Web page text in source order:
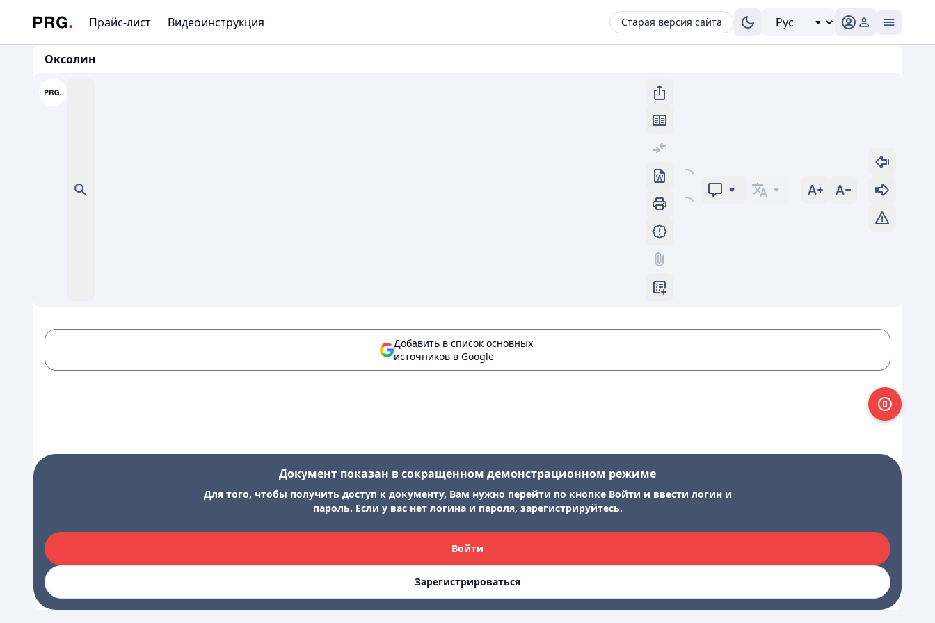
Прайс-лист Видеоинструкция Старая версия сайта
Оксолин
Добавить в список основных
источников в Google
Документ показан в сокращенном демонстрационном режиме
Для того, чтобы получить доступ к документу, Вам нужно перейти по кнопке Войти и ввести логин и
пароль. Если у вас нет логина и пароля, зарегистрируйтесь.
Войти
Зарегистрироваться